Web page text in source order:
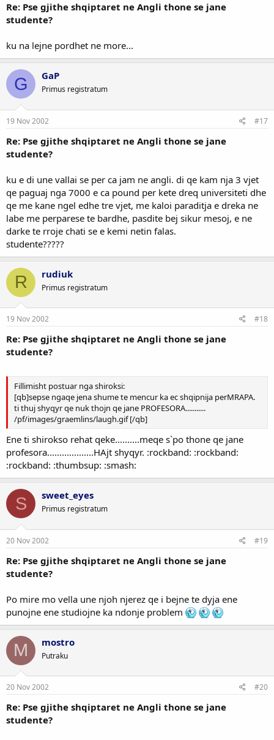
Re: Pse gjithe shqiptaret ne Angli thone se jane
studente?
ku na lejne pordhet ne more...
G GaP
Primus registratum
19 Nov 2002 #17
Re: Pse gjithe shqiptaret ne Angli thone se jane
studente?
ku e di une vallai se per ca jam ne angli. di qe kam nja 3 vjet
qe paguaj nga 7000 e ca pound per kete dreq universiteti dhe
qe me kane ngel edhe tre vjet, me kaloi paraditja e dreka ne
labe me perparese te bardhe, pasdite bej sikur mesoj, e ne
darke te rroje chati se e kemi netin falas.
studente?????
R rudiuk
Primus registratum
19 Nov 2002 #18
Re: Pse gjithe shqiptaret ne Angli thone se jane
studente?
Fillimisht postuar nga shiroksi:
[qb]sepse ngaqe jena shume te mencur ka ec shqipnija perMRAPA.
ti thuj shyqyr qe nuk thojn qe jane PROFESORA...........
/pf/images/graemlins/laugh.gif [/qb]
Ene ti shirokso rehat qeke..........meqe s`po thone qe jane
profesora...................HAjt shyqyr. :rockband: :rockband:
:rockband: :thumbsup: :smash:
S sweet_eyes
Primus registratum
20 Nov 2002 #19
Re: Pse gjithe shqiptaret ne Angli thone se jane
studente?
Po mire mo vella une njoh njerez qe i bejne te dyja ene
punojne ene studiojne ka ndonje problem
M mostro
Putraku
20 Nov 2002 #20
Re: Pse gjithe shqiptaret ne Angli thone se jane
studente?